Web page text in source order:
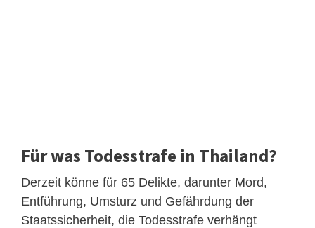
Für was Todesstrafe in Thailand?
Derzeit könne für 65 Delikte, darunter Mord,
Entführung, Umsturz und Gefährdung der
Staatssicherheit, die Todesstrafe verhängt